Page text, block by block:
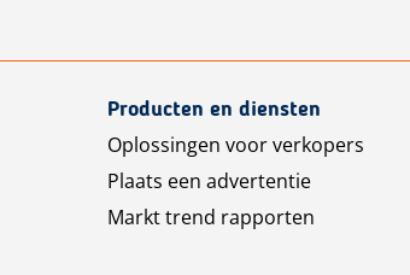
Producten en diensten
Oplossingen voor verkopers
Plaats een advertentie
Markt trend rapporten